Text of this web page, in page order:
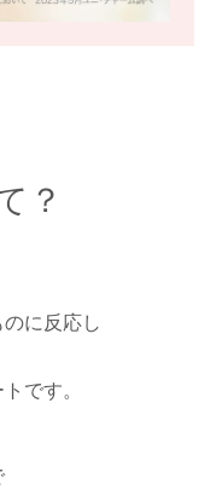
？
に反応し
です。